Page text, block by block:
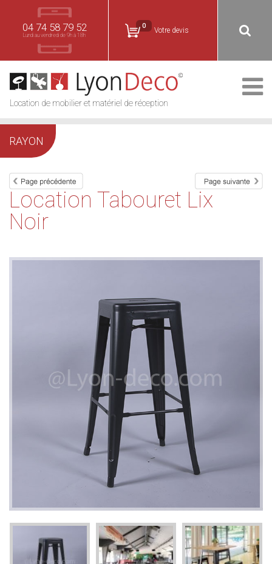
Location de mobilier et matériel de réception
04 74 58 79 52
Lundi au vendredi de 9h à 18h
0 Votre devis
RAYON
Location Tabouret Lix
Noir